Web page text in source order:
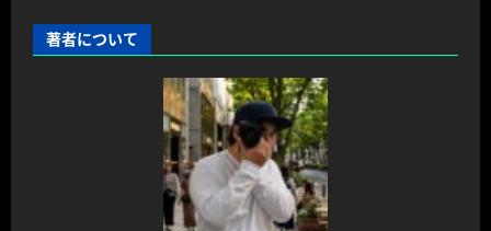
著者について